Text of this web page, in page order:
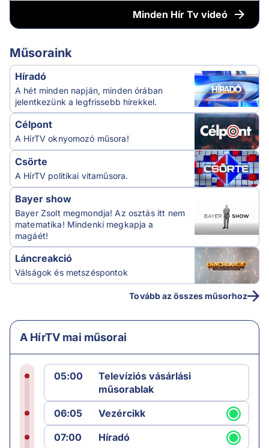
Minden Hír Tv videó
Műsoraink
Híradó
A hét minden napján, minden órában
jelentkezünk a legfrissebb hírekkel.
Célpont
A HírTV oknyomozó műsora!
Csörte
A HírTV politikai vitaműsora.
Bayer show
Bayer Zsolt megmondja! Az osztás itt nem
matematika! Mindenki megkapja a
magáét!
Láncreakció
Válságok és metszéspontok
Tovább az összes műsorhoz
A HírTV mai műsorai
05:00
Televíziós vásárlási
műsorablak
06:05
Vezércikk
07:00
Híradó